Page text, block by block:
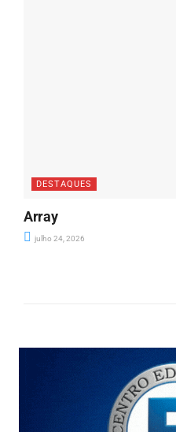
DESTAQUES
Array
julho 24, 2026